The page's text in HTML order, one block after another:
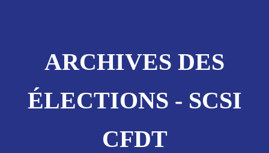
ARCHIVES DES
ÉLECTIONS - SCSI
CFDT